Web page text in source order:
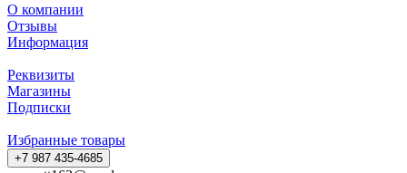
О компании
Отзывы
Информация
Реквизиты
Магазины
Подписки
Избранные товары
+7 987 435-4685